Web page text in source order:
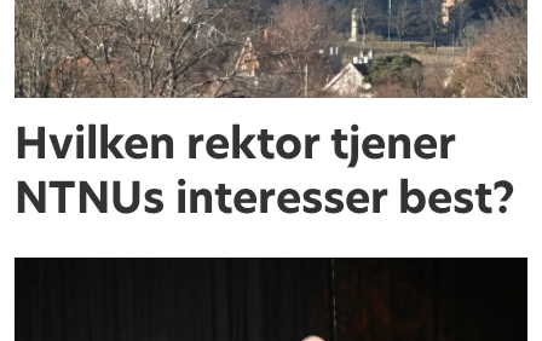
Hvilken rektor tjener
NTNUs interesser best?